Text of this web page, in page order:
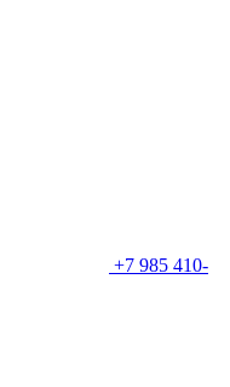
+7 985 410-